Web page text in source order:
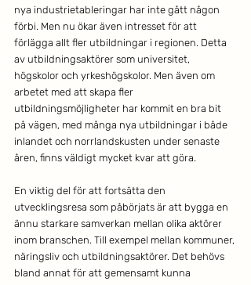
nya industrietableringar har inte gått någon
förbi. Men nu ökar även intresset för att
förlägga allt fler utbildningar i regionen. Detta
av utbildningsaktörer som universitet,
högskolor och yrkeshögskolor. Men även om
arbetet med att skapa fler
utbildningsmöjligheter har kommit en bra bit
på vägen, med många nya utbildningar i både
inlandet och norrlandskusten under senaste
åren, finns väldigt mycket kvar att göra.
En viktig del för att fortsätta den
utvecklingsresa som påbörjats är att bygga en
ännu starkare samverkan mellan olika aktörer
inom branschen. Till exempel mellan kommuner,
näringsliv och utbildningsaktörer. Det behövs
bland annat för att gemensamt kunna